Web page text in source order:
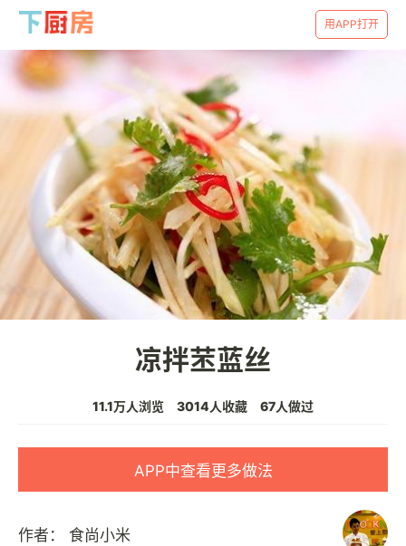
用APP打开
凉拌苤蓝丝
11.1万人浏览 3014人收藏 67人做过
APP中查看更多做法
作者： 食尚小米